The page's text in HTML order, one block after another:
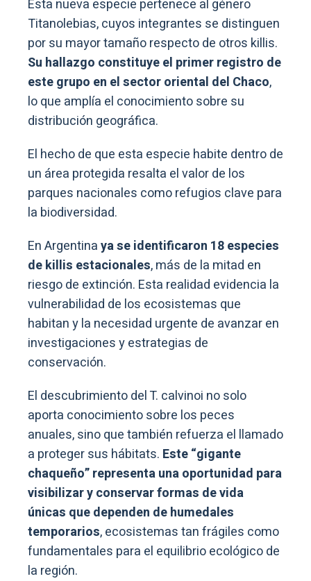
Esta nueva especie pertenece al género
Titanolebias, cuyos integrantes se distinguen
por su mayor tamaño respecto de otros killis.
Su hallazgo constituye el primer registro de
este grupo en el sector oriental del Chaco,
lo que amplía el conocimiento sobre su
distribución geográfica.
El hecho de que esta especie habite dentro de
un área protegida resalta el valor de los
parques nacionales como refugios clave para
la biodiversidad.
En Argentinaya se identificaron 18 especies
de killis estacionales, más de la mitad en
riesgo de extinción. Esta realidad evidencia la
vulnerabilidad de los ecosistemas que
habitan y la necesidad urgente de avanzar en
investigaciones y estrategias de
conservación.
El descubrimiento del T. calvinoi no solo
aporta conocimiento sobre los peces
anuales, sino que también refuerza el llamado
a proteger sus hábitats. Este “gigante
chaqueño” representa una oportunidad para
visibilizar y conservar formas de vida
únicas que dependen de humedales
temporarios, ecosistemas tan frágiles como
fundamentales para el equilibrio ecológico de
la región.